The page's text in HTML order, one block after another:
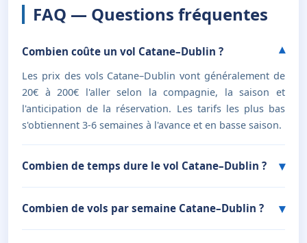
FAQ — Questions fréquentes
Combien coûte un vol Catane–Dublin ?
Les prix des vols Catane–Dublin vont généralement de
20€ à 200€ l'aller selon la compagnie, la saison et
l'anticipation de la réservation. Les tarifs les plus bas
s'obtiennent 3-6 semaines à l'avance et en basse saison.
Combien de temps dure le vol Catane–Dublin ?
Combien de vols par semaine Catane–Dublin ?